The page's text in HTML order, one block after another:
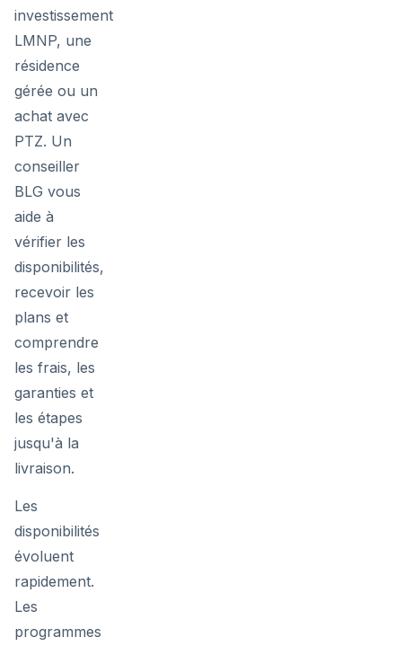
investissement
LMNP, une
résidence
gérée ou un
achat avec
PTZ. Un
conseiller
BLG vous
aide à
vérifier les
disponibilités,
recevoir les
plans et
comprendre
les frais, les
garanties et
les étapes
jusqu'à la
livraison.
Les
disponibilités
évoluent
rapidement.
Les
programmes